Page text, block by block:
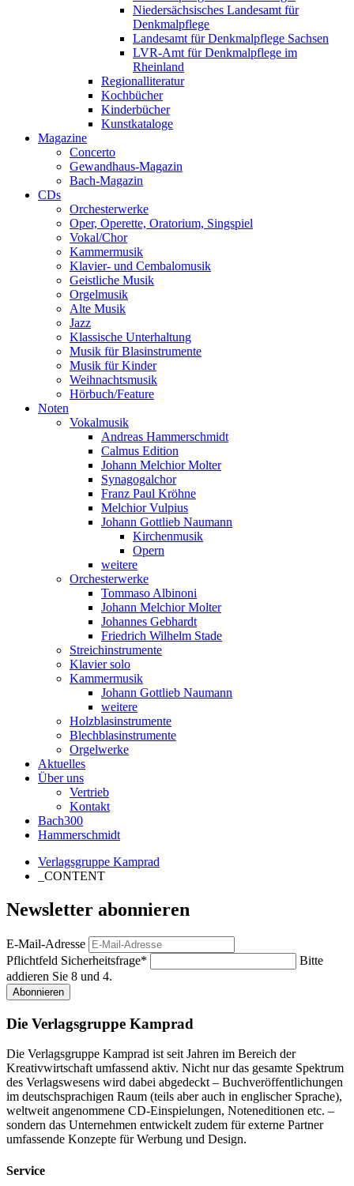
Niedersächsisches Landesamt für
Denkmalpflege
Landesamt für Denkmalpflege Sachsen
LVR-Amt für Denkmalpflege im
Rheinland
Regionalliteratur
Kochbücher
Kinderbücher
Kunstkataloge
Magazine
Concerto
Gewandhaus-Magazin
Bach-Magazin
CDs
Orchesterwerke
Oper, Operette, Oratorium, Singspiel
Vokal/Chor
Kammermusik
Klavier- und Cembalomusik
Geistliche Musik
Orgelmusik
Alte Musik
Jazz
Klassische Unterhaltung
Musik für Blasinstrumente
Musik für Kinder
Weihnachtsmusik
Hörbuch/Feature
Noten
Vokalmusik
Andreas Hammerschmidt
Calmus Edition
Johann Melchior Molter
Synagogalchor
Franz Paul Kröhne
Melchior Vulpius
Johann Gottlieb Naumann
Kirchenmusik
Opern
weitere
Orchesterwerke
Tommaso Albinoni
Johann Melchior Molter
Johannes Gebhardt
Friedrich Wilhelm Stade
Streichinstrumente
Klavier solo
Kammermusik
Johann Gottlieb Naumann
weitere
Holzblasinstrumente
Blechblasinstrumente
Orgelwerke
Aktuelles
Über uns
Vertrieb
Kontakt
Bach300
Hammerschmidt
Verlagsgruppe Kamprad
_CONTENT
Newsletter abonnieren
E-Mail-Adresse
Pflichtfeld Sicherheitsfrage*
Bitte
addieren Sie 8 und 4.
Abonnieren
Die Verlagsgruppe Kamprad
Die Verlagsgruppe Kamprad ist seit Jahren im Bereich der
Kreativwirtschaft umfassend aktiv. Nicht nur das gesamte Spektrum
des Verlagswesens wird dabei abgedeckt – Buchveröffentlichungen
im deutschsprachigen Raum (teils aber auch in englischer Sprache),
weltweit angenommene CD-Einspielungen, Noteneditionen etc. –
sondern das Unternehmen entwickelt zudem für externe Partner
umfassende Konzepte für Werbung und Design.
Service